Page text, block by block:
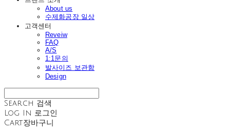
About us
수제화공장 일상
고객센터
Reveiw
FAQ
A/S
1:1문의
발사이즈 보관함
Design
Search 검색
Log In 로그인
Cart장바구니